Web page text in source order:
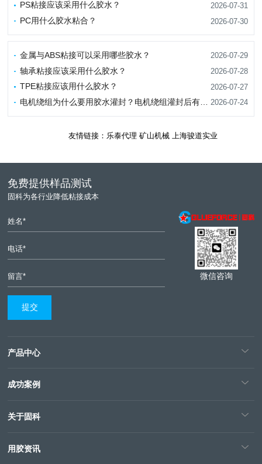
PS粘接应该采用什么胶水？
2026-07-31
PC用什么胶水粘合？
2026-07-30
金属与ABS粘接可以采用哪些胶水？
2026-07-29
轴承粘接应该采用什么胶水？
2026-07-28
TPE粘接应该用什么胶水？
2026-07-27
电机绕组为什么要用胶水灌封？电机绕组灌封后有哪些优势？
2026-07-24
友情链接： 乐泰代理 矿山机械 上海骏道实业
免费提供样品测试
固科为各行业降低粘接成本
微信咨询
产品中心
成功案例
关于固科
用胶资讯